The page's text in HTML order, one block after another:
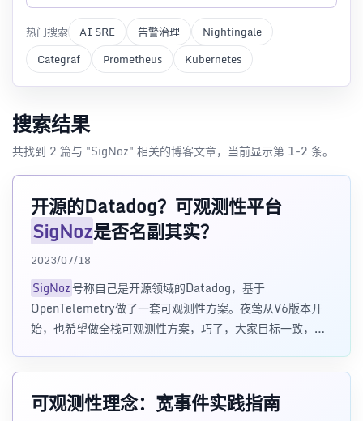
热门搜索 AI SRE 告警治理
Nightingale
Categraf
Prometheus Kubernetes
搜索结果
共找到 2 篇与 "SigNoz" 相关的博客文章，当前显示第 1-2 条。
开源的Datadog？可观测性平台
SigNoz是否名副其实？
2023/07/18
SigNoz号称自己是开源领域的Datadog，基于
OpenTelemetry做了一套可观测性方案。夜莺从V6版本开
始，也希望做全栈可观测性方案，巧了，大家目标一致，今
可观测性理念：宽事件实践指南